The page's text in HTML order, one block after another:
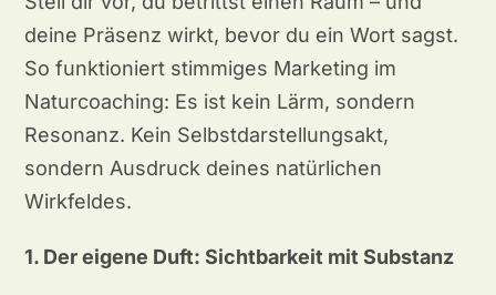
deine Präsenz wirkt, bevor du ein Wort sagst.
So funktioniert stimmiges Marketing im
Naturcoaching: Es ist kein Lärm, sondern
Resonanz. Kein Selbstdarstellungsakt,
sondern Ausdruck deines natürlichen
Wirkfeldes.
1. Der eigene Duft: Sichtbarkeit mit Substanz